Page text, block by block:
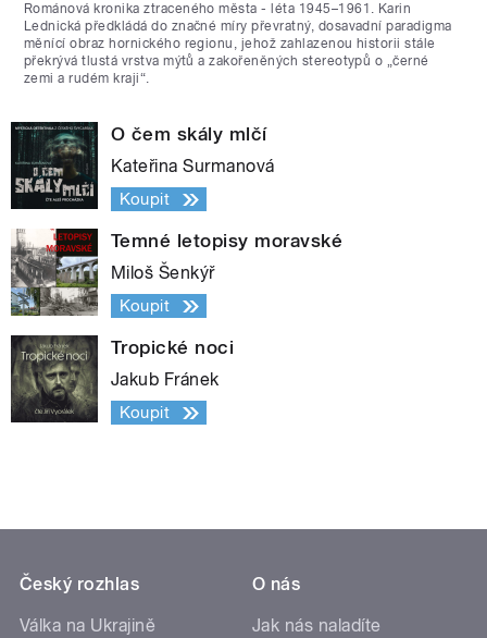
Románová kronika ztraceného města - léta 1945–1961. Karin
Lednická předkládá do značné míry převratný, dosavadní paradigma
měnící obraz hornického regionu, jehož zahlazenou historii stále
překrývá tlustá vrstva mýtů a zakořeněných stereotypů o „černé
zemi a rudém kraji“.
O čem skály mlčí
Kateřina Surmanová
Koupit
Temné letopisy moravské
Miloš Šenkýř
Koupit
Tropické noci
Jakub Fránek
Koupit
Český rozhlas
Válka na Ukrajině
O nás
Jak nás naladíte